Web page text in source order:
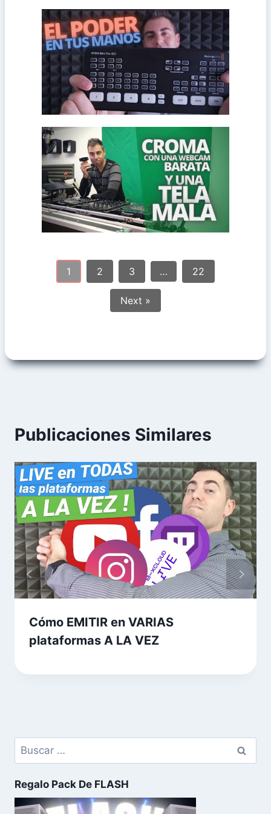
ATEM Mini Pro ISO a prueba
En esta review pongo a prueba el ATEM
Mini Pro ISO, tope de gama de la serie de
switchers de
Cómo hacer un CROMA con
POCOS MEDIOS
Cuando intentamos hacer un croma con
pocos medios, siempre surgen los mismos
problemas y el resultado es nefasto. Aquí
encontrarás
1 2 3 … 22
Next »
Publicaciones Similares
Cómo EMITIR en VARIAS
plataformas A LA VEZ
Regalo Pack De FLASH